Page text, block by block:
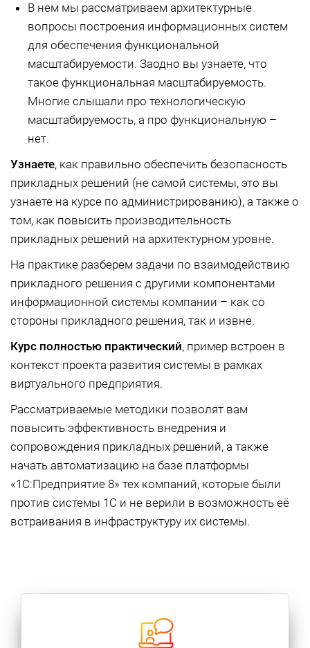
В нем мы рассматриваем архитектурные
вопросы построения информационных систем
для обеспечения функциональной
масштабируемости. Заодно вы узнаете, что
такое функциональная масштабируемость.
Многие слышали про технологическую
масштабируемость, а про функциональную –
нет.
Узнаете, как правильно обеспечить безопасность
прикладных решений (не самой системы, это вы
узнаете на курсе по администрированию), а также о
том, как повысить производительность
прикладных решений на архитектурном уровне.
На практике разберем задачи по взаимодействию
прикладного решения с другими компонентами
информационной системы компании – как со
стороны прикладного решения, так и извне.
Курс полностью практический, пример встроен в
контекст проекта развития системы в рамках
виртуального предприятия.
Рассматриваемые методики позволят вам
повысить эффективность внедрения и
сопровождения прикладных решений, а также
начать автоматизацию на базе платформы
«1С:Предприятие 8» тех компаний, которые были
против системы 1С и не верили в возможность еë
встраивания в инфраструктуру их системы.